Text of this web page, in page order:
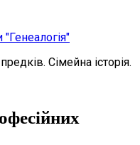
Сімейна історія.